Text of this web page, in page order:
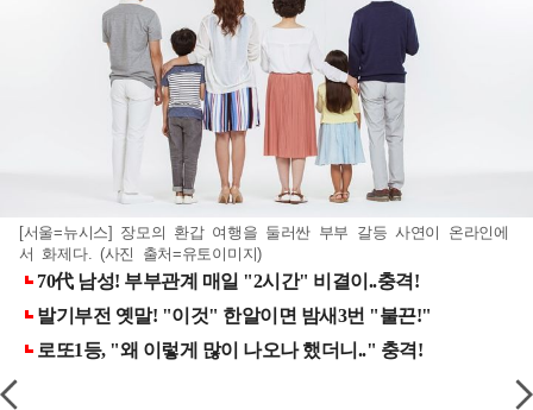
[서울=뉴시스] 장모의 환갑 여행을 둘러싼 부부 갈등 사연이 온라인에
서 화제다. (사진 출처=유토이미지)